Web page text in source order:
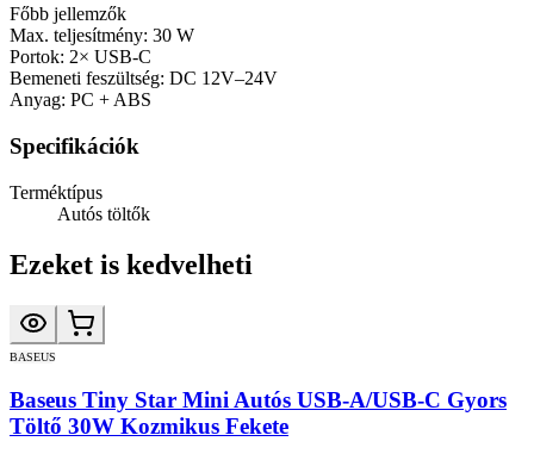
Főbb jellemzők
Max. teljesítmény: 30 W
Portok: 2× USB-C
Bemeneti feszültség: DC 12V–24V
Anyag: PC + ABS
Specifikációk
Terméktípus
Autós töltők
Ezeket is kedvelheti
BASEUS
Baseus Tiny Star Mini Autós USB-A/USB-C Gyors
Töltő 30W Kozmikus Fekete